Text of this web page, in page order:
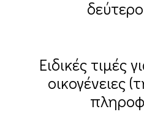
Ειδικές τιμές
οικογένειες